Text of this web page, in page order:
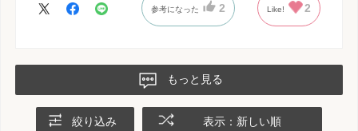
参考になった 2 Like! 2
もっと見る
絞り込み 表示：新しい順